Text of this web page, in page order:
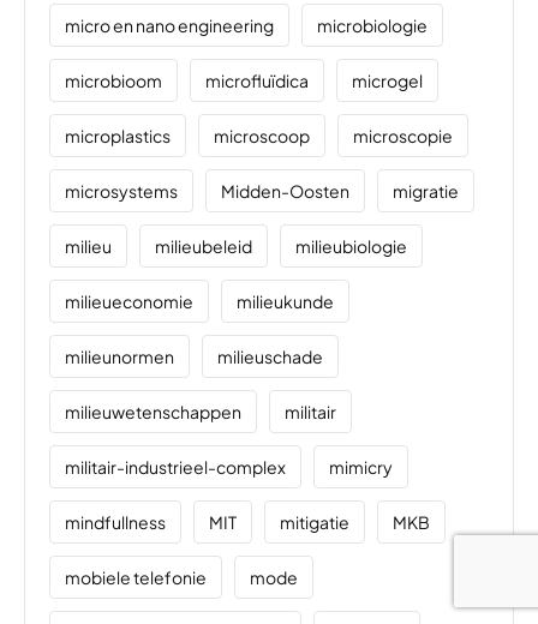
micro en nano engineering microbiologie
microbioom microfluïdica microgel
microplastics microscoop microscopie
microsystems Midden-Oosten migratie
milieu milieubeleid milieubiologie
milieueconomie milieukunde
milieunormen milieuschade
milieuwetenschappen militair
militair-industrieel-complex mimicry
mindfullness MIT mitigatie MKB
mobiele telefonie mode